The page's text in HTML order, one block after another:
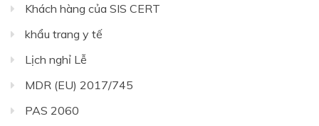
Khách hàng của SIS CERT
khẩu trang y tế
Lịch nghỉ Lễ
MDR (EU) 2017/745
PAS 2060